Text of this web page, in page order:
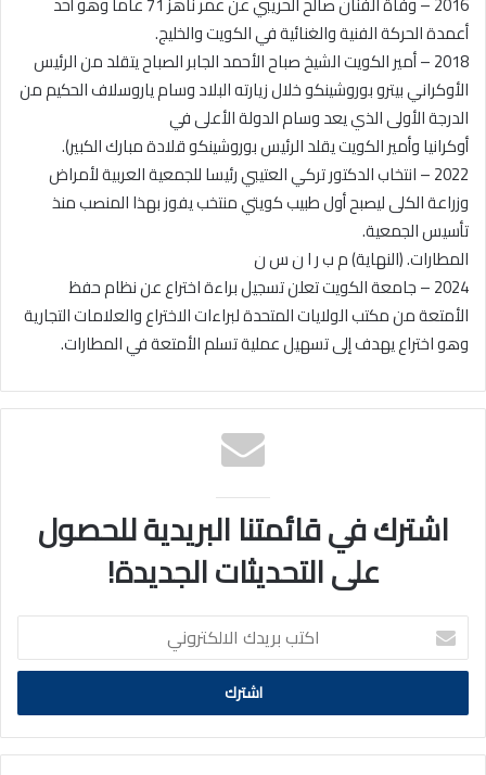
أعمدة الحركة الفنية والغنائية في الكويت والخليج.
2018 – أمير الكويت الشيخ صباح الأحمد الجابر الصباح يتقلد من الرئيس
الأوكراني بيترو بوروشينكو خلال زيارته البلاد وسام ياروسلاف الحكيم من
الدرجة الأولى الذي يعد وسام الدولة الأعلى في
أوكرانيا وأمير الكويت يقلد الرئيس بوروشينكو قلادة مبارك الكبير).
2022 – انتخاب الدكتور تركي العتيبي رئيسا للجمعية العربية لأمراض
وزراعة الكلى ليصبح أول طبيب كويتي منتخب يفوز بهذا المنصب منذ
تأسيس الجمعية.
المطارات. (النهاية) م ب ر ا ن س ن
2024 – جامعة الكويت تعلن تسجيل براءة اختراع عن نظام حفظ
الأمتعة من مكتب الولايات المتحدة لبراءات الاختراع والعلامات التجارية
وهو اختراع يهدف إلى تسهيل عملية تسلم الأمتعة في المطارات.
اشترك في قائمتنا البريدية للحصول
على التحديثات الجديدة!
اكتب
بريدك
الالكتروني